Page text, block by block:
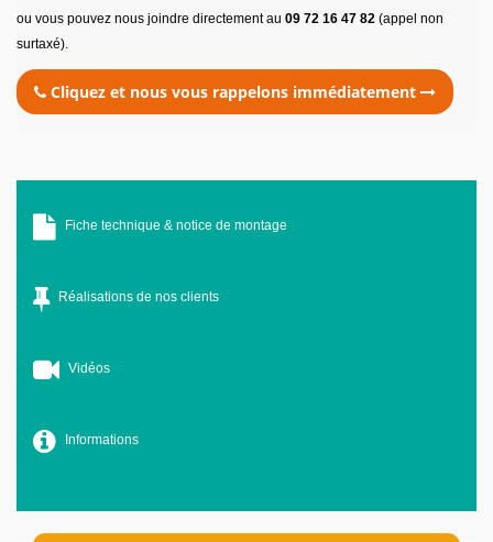
ou vous pouvez nous joindre directement au 09 72 16 47 82 (appel non
surtaxé).
Cliquez et nous vous rappelons immédiatement
Fiche technique & notice de montage
Réalisations de nos clients
Vidéos
Informations